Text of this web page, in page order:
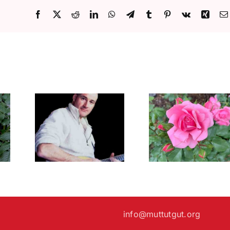
Facebook
X RedditLinkedInWhatsApp
TelegramTumblr Pinterest
Vk Xing
&
mit
11.07.26 – Aibling
Gemeinsam – Jeder
ist herzlichst
Willkommen
10.08.2026 –
& Friends
info@muttutgut.org